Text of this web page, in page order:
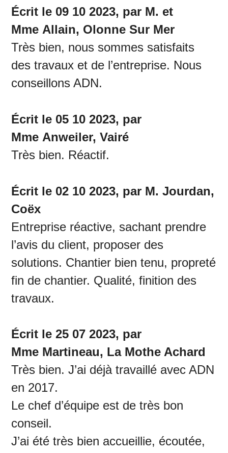
Écrit le 09 10 2023, par M. et
Mme Allain, Olonne Sur Mer
Très bien, nous sommes satisfaits
des travaux et de l’entreprise. Nous
conseillons ADN.
Écrit le 05 10 2023, par
Mme Anweiler, Vairé
Très bien. Réactif.
Écrit le 02 10 2023, par M. Jourdan,
Coëx
Entreprise réactive, sachant prendre
l’avis du client, proposer des
solutions. Chantier bien tenu, propreté
fin de chantier. Qualité, finition des
travaux.
Écrit le 25 07 2023, par
Mme Martineau, La Mothe Achard
Très bien. J’ai déjà travaillé avec ADN
en 2017.
Le chef d’équipe est de très bon
conseil.
J’ai été très bien accueillie, écoutée,